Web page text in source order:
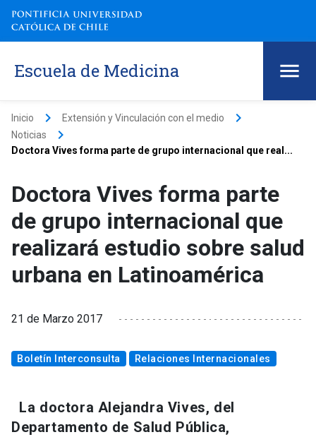
Escuela de Medicina
Inicio keyboard_arrow_right Extensión y Vinculación con el medio keyboard_arrow_right
Noticias keyboard_arrow_right
Doctora Vives forma parte de grupo internacional que real...
Doctora Vives forma parte
de grupo internacional que
realizará estudio sobre salud
urbana en Latinoamérica
21 de Marzo 2017
Boletín Interconsulta Relaciones Internacionales
La doctora Alejandra Vives, del
Departamento de Salud Pública,